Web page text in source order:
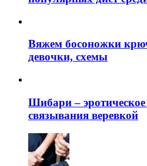
Вяжем босоножки
девочки, схемы
Шибари – эротическое
связывания веревкой